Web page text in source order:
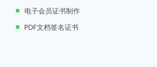
电子会员证书制作
PDF文档签名证书